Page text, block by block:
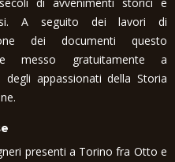
A seguito dei lavori di
dei documenti questo
messo gratuitamente a
appassionati della Storia
presenti a Torino fra Otto e